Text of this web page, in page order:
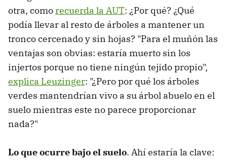
otra, comorecuerda la AUT: ¿Por qué? ¿Qué
podía llevar al resto de árboles a mantener un
tronco cercenado y sin hojas? "Para el muñón las
ventajas son obvias: estaría muerto sin los
injertos porque no tiene ningún tejido propio",
explica Leuzinger: "¿Pero por qué los árboles
verdes mantendrían vivo a su árbol abuelo en el
suelo mientras este no parece proporcionar
nada?"
Lo que ocurre bajo el suelo. Ahí estaría la clave: